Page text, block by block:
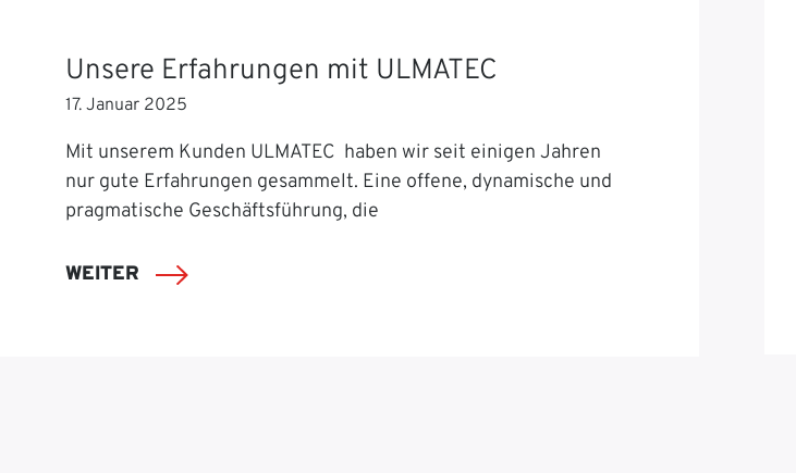
Unsere Erfahrungen mit ULMATEC
17. Januar 2025
Mit unserem Kunden ULMATEC haben wir seit einigen Jahren
nur gute Erfahrungen gesammelt. Eine offene, dynamische und
pragmatische Geschäftsführung, die
WEITER